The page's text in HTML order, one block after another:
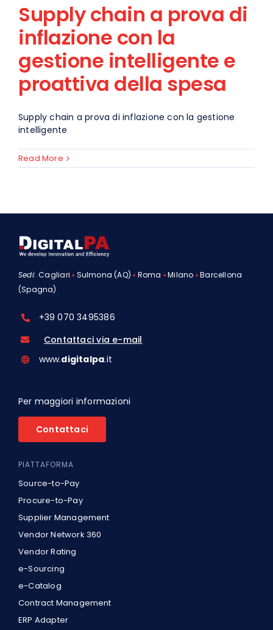
Supply chain a prova di
inflazione con la
gestione intelligente e
proattiva della spesa
Supply chain a prova di inflazione con la gestione
intelligente
Read More
Sedi:Cagliari ▪ Sulmona (AQ)▪ Roma ▪Milano ▪Barcellona
(Spagna)
+39 070 3495386
Contattaci via e-mail
www.digitalpa.it
Per maggiori informazioni
Contattaci
PIATTAFORMA
Source-to-Pay
Procure-to-Pay
Supplier Management
Vendor Network 360
Vendor Rating
e-Sourcing
e-Catalog
Contract Management
ERP Adapter